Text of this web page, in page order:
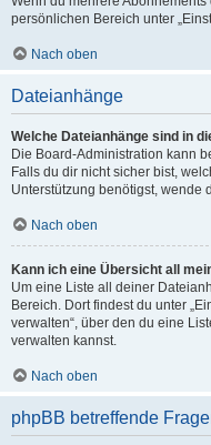
persönlichen Bereich unter
Nach oben
Dateianhänge
Welche Dateianhänge sind in
Die Board-Administration kann
Falls du dir nicht sicher bist,
Unterstützung benötigst, wende
Nach oben
Kann ich eine Übersicht all
Um eine Liste all deiner
Bereich. Dort findest du unter
verwalten“, über den du eine
verwalten kannst.
Nach oben
phpBB betreffende